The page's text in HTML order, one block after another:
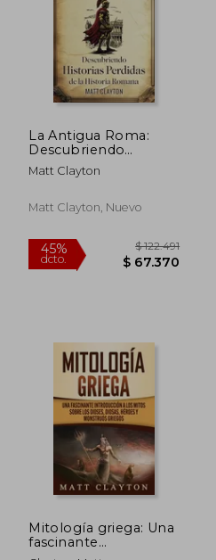
45%
dcto.
$ 187.243
$ 102.983
La Antigua Roma:
Descubriendo
Historias Perdidas de
la Historia Romana
Matt Clayton
Matt Clayton, Nuevo
Mitología griega: Una
fascinante
introducción a los